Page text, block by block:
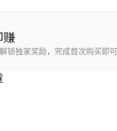
赚
锁独家奖励，完成首次购买即